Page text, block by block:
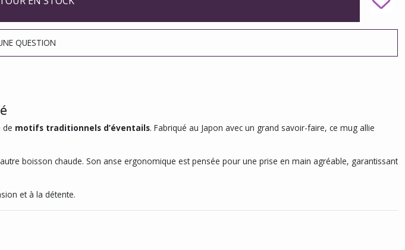
QUESTION
de motifs traditionnels d’éventails. Fabriqué au Japon avec un grand savoir-faire, ce mug allie
boisson chaude. Son anse ergonomique est pensée pour une prise en main agréable, garantissant
et à la détente.